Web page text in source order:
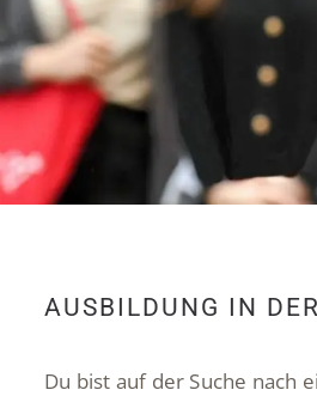
AUSBILDUNG IN
Du bist auf der Suche nach